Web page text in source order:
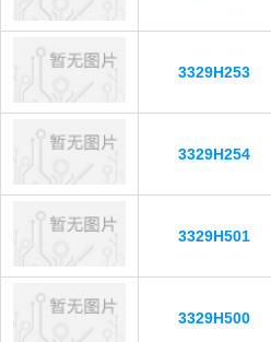
3329H253
3329H254
3329H501
3329H500